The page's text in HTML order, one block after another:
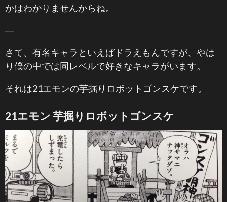
かはわかりませんからね。
―
さて、有名キャラといえばドラえもんですが、やは
り僕の中では同レベルで好きなキャラがいます。
それは21エモンの芋掘りロボットゴンスケです。
21エモン 芋掘りロボットゴンスケ